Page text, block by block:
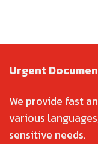
Urgent
We provide fast
various
sensitive needs.